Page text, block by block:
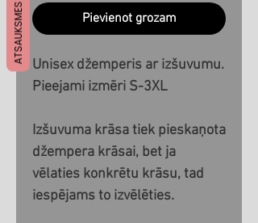
Pievienot grozam
Unisex džemperis ar izšuvumu.
Pieejami izmēri S-3XL
Izšuvuma krāsa tiek pieskaņota
džempera krāsai, bet ja
vēlaties konkrētu krāsu, tad
iespējams to izvēlēties.
ATSAUKSMES